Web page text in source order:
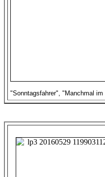
"Sonntagsfahrer", "Manchmal